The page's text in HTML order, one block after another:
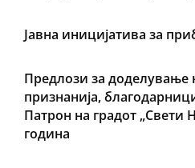
Јавна иницијатива за
Предлози за доделување
признанија,
Патрон на градот „Свети
година